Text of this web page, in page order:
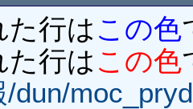
た行は この色
た行は この色
dun/